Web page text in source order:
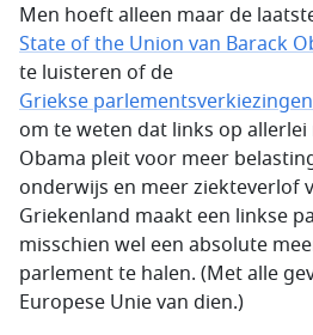
Men hoeft alleen maar de
State of the Union van Barack
te luisteren of de
Griekse
om te weten dat links op
Obama pleit voor meer
onderwijs en meer ziekteverlof
Griekenland maakt een linkse
misschien wel een absolute
parlement te halen. (Met alle
Europese Unie van dien.)